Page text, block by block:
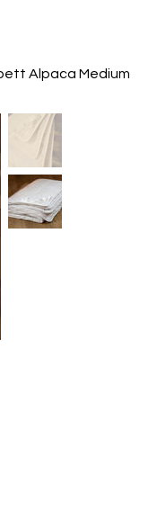
Alpaca Medium